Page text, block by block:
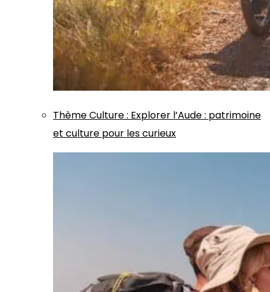
ThèmeCulture: Explorer l’Aude : patrimoine
et culture pour les curieux